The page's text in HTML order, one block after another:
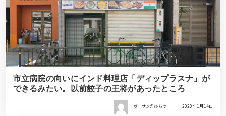
市立病院の向いにインド料理店「ディップラスナ」が
できるみたい。以前餃子の王将があったところ
ガーサン＠ひらつー 2020年1月14日